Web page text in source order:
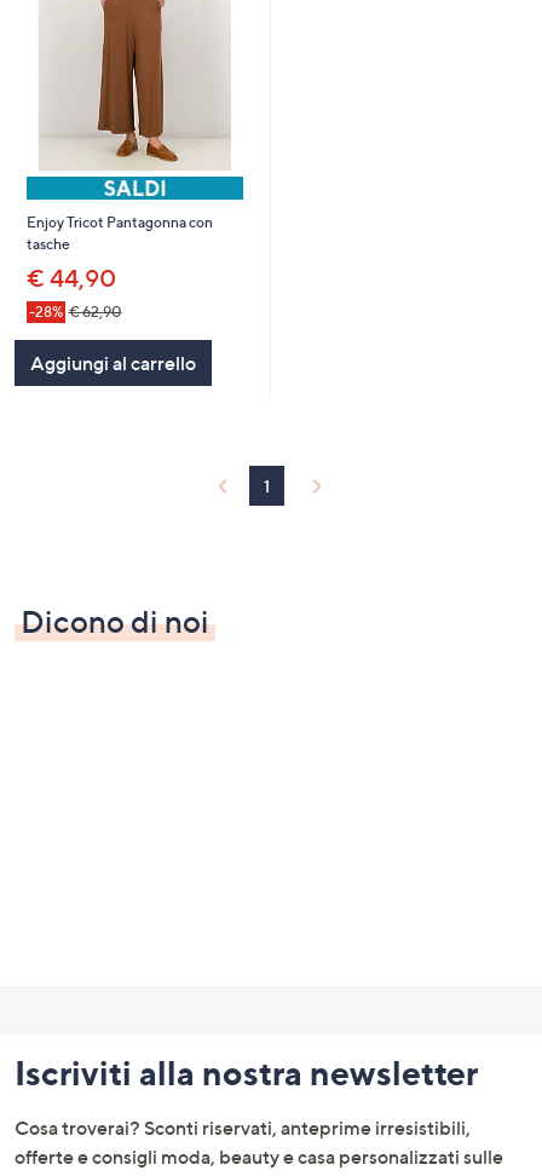
Enjoy Tricot Pantagonna con
tasche
€ 44,90
-28% € 62,90
Aggiungi al carrello
1
Dicono di noi
menu
e
informazioni
Iscriviti alla nostra newsletter
Cosa troverai? Sconti riservati, anteprime irresistibili,
offerte e consigli moda, beauty e casa personalizzati sulle